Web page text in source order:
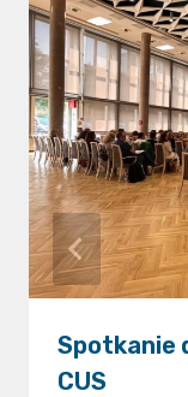
Spotkanie
CUS